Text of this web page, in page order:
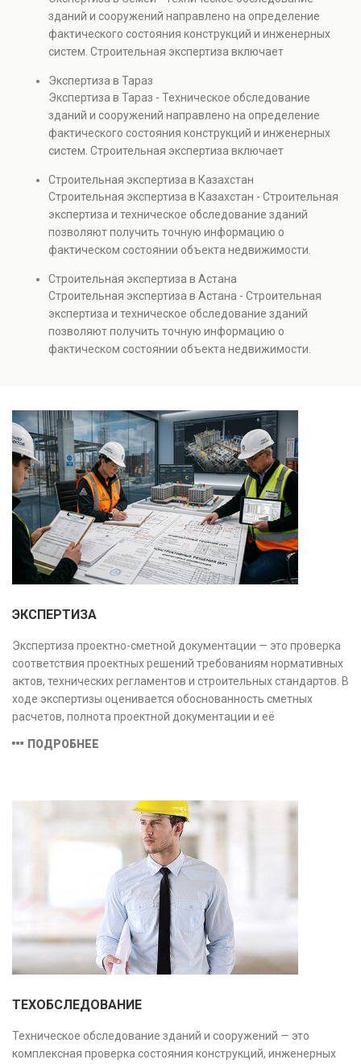
безопасности. Услуга востребована при покупке
недвижимости, капитальном ремонте и реконструкции
объектов, а также при судебных разбирательствах и
технических проверках.
зданий и сооружений направлено на определение
фактического состояния конструкций и инженерных
систем. Строительная экспертиза включает
элементов и оценку эксплуатационной безопасности.
Услуга востребована при покупке недвижимости,
капитальном ремонте и реконструкции объектов, а
также при судебных разбирательствах и технических
проверках.
Экспертиза в Тараз
Экспертиза в Тараз - Техническое обследование
зданий и сооружений направлено на определение
фактического состояния конструкций и инженерных
систем. Строительная экспертиза включает
элементов и оценку эксплуатационной безопасности.
Услуга востребована при покупке недвижимости,
капитальном ремонте и реконструкции объектов, а
также при судебных разбирательствах и технических
проверках.
Строительная экспертиза в Казахстан
Строительная экспертиза в Казахстан - Строительная
экспертиза и техническое обследование зданий
позволяют получить точную информацию о
фактическом состоянии объекта недвижимости.
инженерных систем с выявлением скрытых дефектов
и нарушений. Услуга используется для проверки
качества строительства, подготовки к реконструкции,
оценки рисков и судебных разбирательств.
Результатом является официальное техническое
Строительная экспертиза в Астана
Строительная экспертиза в Астана - Строительная
экспертиза и техническое обследование зданий
позволяют получить точную информацию о
фактическом состоянии объекта недвижимости.
качества строительства, подготовки к реконструкции,
оценки рисков и судебных разбирательств.
Результатом является официальное техническое
заключение, имеющее юридическую силу.
ЭКСПЕРТИЗА
Экспертиза проектно-сметной документации — это проверка
соответствия проектных решений требованиям нормативных
актов, технических регламентов и строительных стандартов. В
ходе экспертизы оценивается обоснованность сметных
расчетов, полнота проектной документации и её
предотвратить ошибки на этапе строительства и
ПОДРОБНЕЕ
ТЕХОБСЛЕДОВАНИЕ
Техническое обследование зданий и сооружений — это
комплексная проверка состояния конструкций, инженерных